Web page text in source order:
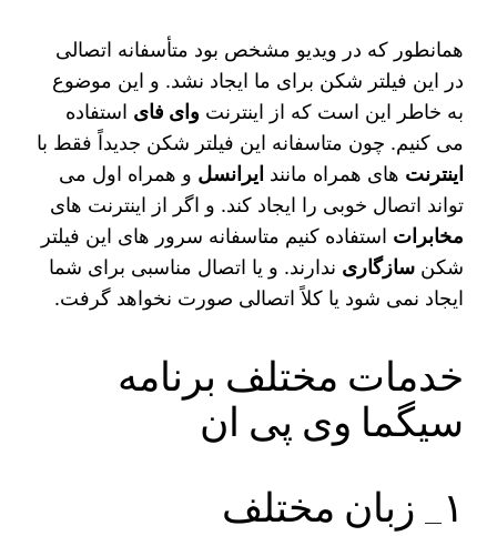
همانطور که در ویدیو مشخص بود متأسفانه اتصالی
در این فیلتر شکن برای ما ایجاد نشد. و این موضوع
به خاطر این است که از اینترنت وای فای استفاده
می‌ کنیم. چون متاسفانه این فیلتر شکن جدیداً فقط با
اینترنت‌ های همراه مانند ایرانسل و همراه اول می‌
تواند اتصال خوبی را ایجاد کند. و اگر از اینترنت‌ های
مخابرات استفاده کنیم متاسفانه سرور های این فیلتر
شکنسازگاری ندارند. و یا اتصال مناسبی برای شما
ایجاد نمی‌ شود یا کلاً اتصالی صورت نخواهد گرفت.
خدمات مختلف برنامه
سیگما وی پی ان
۱_ زبان مختلف